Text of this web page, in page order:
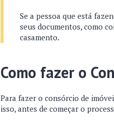
Se a pessoa que está
seus documentos, como
casamento.
Como fazer o
Para fazer o consórcio de
isso, antes de começar o